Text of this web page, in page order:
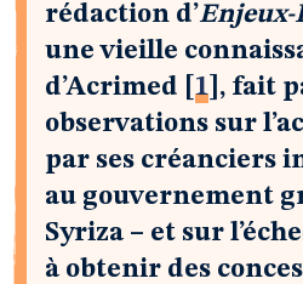
rédaction d’Enjeux-
une vieille
d’Acrimed
1 , fait
observations sur
par ses créanciers
au gouvernement
Syriza – et sur
à obtenir des